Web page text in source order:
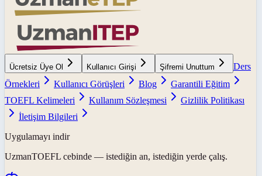
Ücretsiz Üye Ol Kullanıcı Girişi Şifremi Unuttum
Ders
Örnekleri
Kullanıcı Görüşleri Blog
Garantili Eğitim
TOEFL Kelimeleri
Kullanım Sözleşmesi
Gizlilik Politikası
İletişim Bilgileri
Uygulamayı indir
UzmanTOEFL cebinde — istediğin an, istediğin yerde çalış.